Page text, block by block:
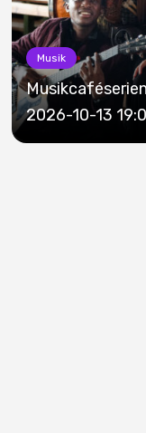
Musik
2026-10-13